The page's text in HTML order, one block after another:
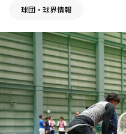
無料アカウント登録
HOME
動画
日程・結果
球団・球界情報